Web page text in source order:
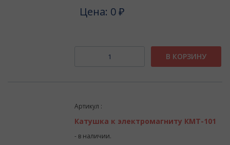
Цена: 0 ₽
В КОРЗИНУ
Артикул :
Катушка к электромагниту КМТ-101
- в наличии.